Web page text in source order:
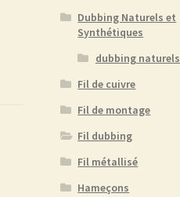
Dubbing Naturels et
Synthétiques
dubbing naturels
Fil de cuivre
Fil de montage
Fil dubbing
Fil métallisé
Hameçons